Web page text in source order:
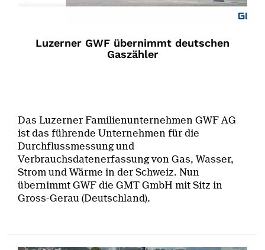
Luzerner GWF übernimmt deutschen
Gaszähler
Das Luzerner Familienunternehmen GWF AG
ist das führende Unternehmen für die
Durchflussmessung und
Verbrauchsdatenerfassung von Gas, Wasser,
Strom und Wärme in der Schweiz. Nun
übernimmt GWF die GMT GmbH mit Sitz in
Gross-Gerau (Deutschland).